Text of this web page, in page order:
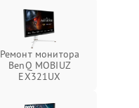
Ремонт монитора
BenQ MOBIUZ
EX321UX